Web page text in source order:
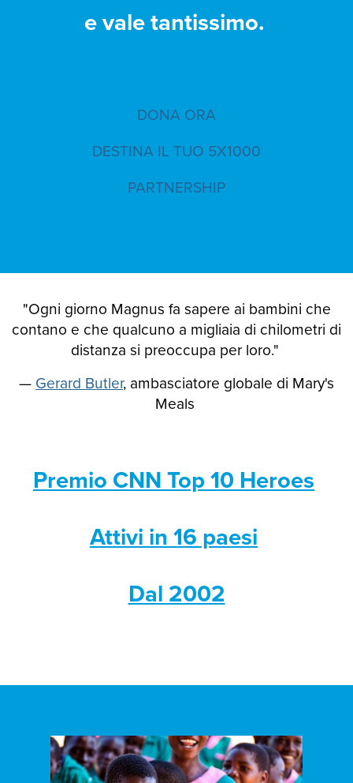
e vale tantissimo.
DONA ORA
DESTINA IL TUO 5X1000
PARTNERSHIP
"Ogni giorno Magnus fa sapere ai bambini che
contano e che qualcuno a migliaia di chilometri di
distanza si preoccupa per loro."
— Gerard Butler, ambasciatore globale di Mary's
Meals
Premio CNN Top 10 Heroes
Attivi in 16 paesi
Dal 2002